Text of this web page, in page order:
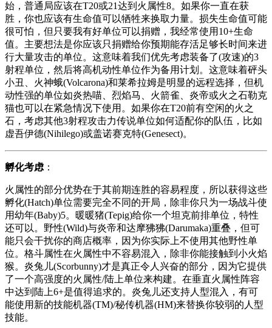
始，普通局应该在T20或21达到火属性8。如果你一直在获
胜，你也应该有生命值可以牺牲来换取力量。损失生命值可能
很可怕，但只要我有好单位可以捐赠，我经常使用10+生命
值。主要想法是你应该只捐赠给你预期能存活足够长时间来进
行大量攻击的单位。这意味着我们优先考虑装备了(攻速)的3
射程单位，然后将高机动性单位作为备用计划。这意味着砰头
小丑、火神蛾(Volcarona)和莱希拉姆是明显的远程选择，但机
动性强的单位如炎热喵、烈焰马、火箭雀、炎帝或火之石勒克
猫也可以在紧急情况下使用。如果你在T20前有空闲的火之
石，考虑其他3射程攻击力传说单位如何适配你的队伍，比如
虚吾伊德(Nihilego)或盖诺赛克特(Genesect)。
孵化考虑 ：
火属性的部分优势在于其前期连胜的容易程度，所以获得这些
孵化(Hatch)单位需要完全不同的开局，除非你只为一场战斗使
用幼年(Baby)5。暖暖猪(Tepig)给你一个坦克前排单位，特性
还可以。野性(Wild)与炎帝和达摩狒狒(Darumaka)重叠，但可
能只会干扰你的商店概率，因为你实际上不使用其他野性单
位。格斗属性在火属性中不容易混入，除非你能接触到小火焰
猴。炎兔儿(Scorbunny)才是真正令人兴奋的部分，因为它提供
了一个高强度的火属性/陆上单位来构建。在垂直火属性阵容
中达到陆上6+是值得追求的。炎兔儿还支持人型混入，有可
能使用新的技能机器(TM)/秘传机器(HM)来替换你较弱的人型
技能。